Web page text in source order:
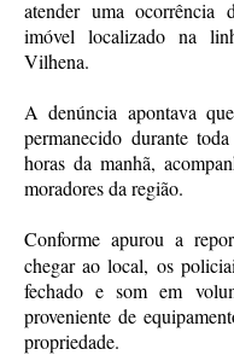
atender uma ocorrência
imóvel localizado na
Vilhena.
A denúncia apontava
permanecido durante
horas da manhã,
moradores da região.
Conforme apurou a
chegar ao local, os
fechado e som em
proveniente de
propriedade.